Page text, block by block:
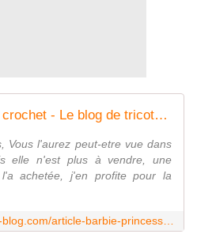
Barbie princesse -tuto crochet - Le blog de tricotdamandine.over-blog.com
Vous l'aurez peut-etre vue dans
elle n'est plus à vendre, une
achetée, j'en profite pour la